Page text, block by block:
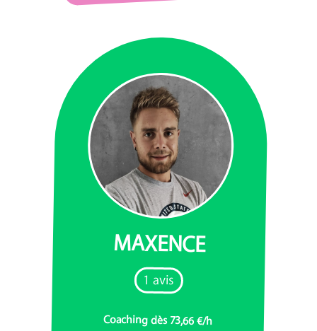
MAXENCE
1 avis
Coaching dès 73,66 €/h